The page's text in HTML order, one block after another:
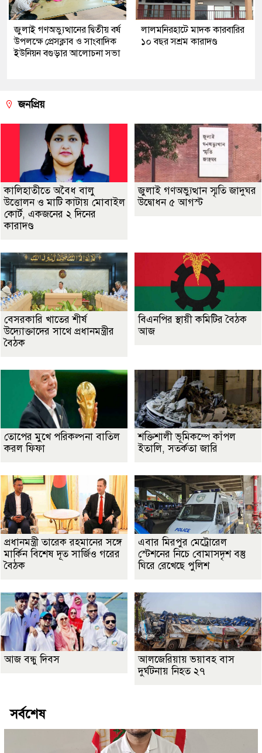
জুলাই গণঅভ্যুত্থানের দ্বিতীয় বর্ষ
উপলক্ষে প্রেসক্লাব ও সাংবাদিক
ইউনিয়ন বগুড়ার আলোচনা সভা
লালমনিরহাটে মাদক কারবারির
১০ বছর সশ্রম কারাদণ্ড
জনপ্রিয়
কালিহাতীতে অবৈধ বালু
উত্তোলন ও মাটি কাটায় মোবাইল
কোর্ট, একজনের ২ দিনের
কারাদণ্ড
জুলাই গণঅভ্যুত্থান স্মৃতি জাদুঘর
উদ্বোধন ৫ আগস্ট
বেসরকারি খাতের শীর্ষ
উদ্যোক্তাদের সাথে প্রধানমন্ত্রীর
বৈঠক
বিএনপির স্থায়ী কমিটির বৈঠক
আজ
তোপের মুখে পরিকল্পনা বাতিল
করল ফিফা
শক্তিশালী ভূমিকম্পে কাঁপল
ইতালি, সতর্কতা জারি
প্রধানমন্ত্রী তারেক রহমানের সঙ্গে
মার্কিন বিশেষ দূত সার্জিও গরের
বৈঠক
এবার মিরপুর মেট্রোরেল
স্টেশনের নিচে বোমাসদৃশ বস্তু
ঘিরে রেখেছে পুলিশ
আজ বন্ধু দিবস
আলজেরিয়ায় ভয়াবহ বাস
দুর্ঘটনায় নিহত ২৭
সর্বশেষ